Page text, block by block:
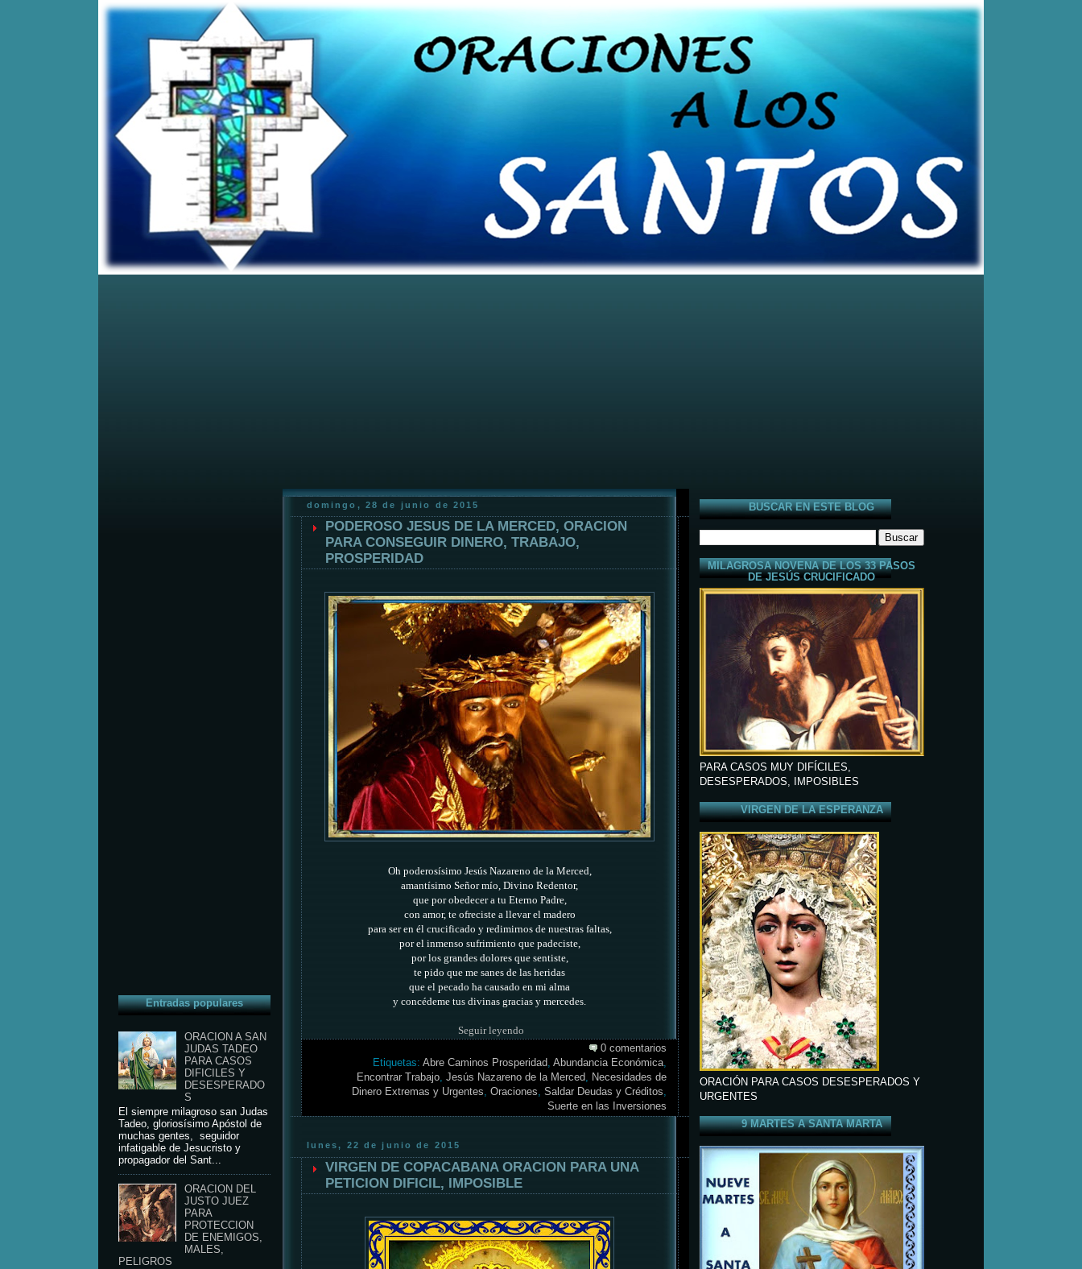
Home Posts RSS Comments RSS
Entradas populares
ORACION A SAN
JUDAS TADEO
PARA CASOS
DIFICILES Y
DESESPERADO
S
El siempre milagroso san Judas
Tadeo, gloriosísimo Apóstol de
muchas gentes, seguidor
infatigable de Jesucristo y
propagador del Sant...
ORACION DEL
JUSTO JUEZ
PARA
PROTECCION
DE ENEMIGOS,
MALES,
PELIGROS
domingo, 28 de junio de 2015
PODEROSO JESUS DE LA MERCED, ORACION
PARA CONSEGUIR DINERO, TRABAJO,
PROSPERIDAD
Oh poderosísimo Jesús Nazareno de la Merced,
amantísimo Señor mío, Divino Redentor,
que por obedecer a tu Eterno Padre,
con amor, te ofreciste a llevar el madero
para ser en él crucificado y redimirnos de nuestras faltas,
por el inmenso sufrimiento que padeciste,
por los grandes dolores que sentiste,
te pido que me sanes de las heridas
que el pecado ha causado en mi alma
y concédeme tus divinas gracias y mercedes.
Seguir leyendo
0 comentarios
Etiquetas: Abre Caminos Prosperidad, Abundancia Económica,
Encontrar Trabajo, Jesús Nazareno de la Merced, Necesidades de
Dinero Extremas y Urgentes, Oraciones, Saldar Deudas y Créditos,
Suerte en las Inversiones
lunes, 22 de junio de 2015
VIRGEN DE COPACABANA ORACION PARA UNA
PETICION DIFICIL, IMPOSIBLE
BUSCAR EN ESTE BLOG
MILAGROSA NOVENA DE LOS 33 PASOS
DE JESÚS CRUCIFICADO
PARA CASOS MUY DIFÍCILES,
DESESPERADOS, IMPOSIBLES
VIRGEN DE LA ESPERANZA
ORACIÓN PARA CASOS DESESPERADOS Y
URGENTES
9 MARTES A SANTA MARTA